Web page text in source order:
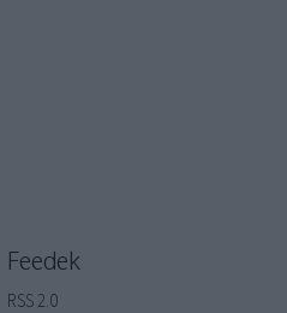
Feedek
RSS 2.0